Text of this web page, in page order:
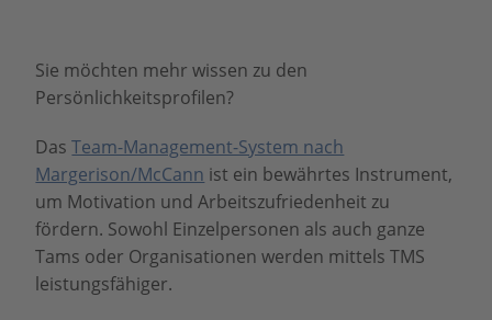
Sie möchten mehr wissen zu den
Persönlichkeitsprofilen?
DasTeam-Management-System nach
Margerison/McCann ist ein bewährtes Instrument,
um Motivation und Arbeitszufriedenheit zu
fördern. Sowohl Einzelpersonen als auch ganze
Tams oder Organisationen werden mittels TMS
leistungsfähiger.